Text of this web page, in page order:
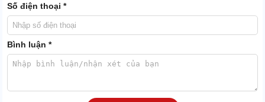
Karcher KM 130/300 R D hoạt động với motor diesel siêu bền
khỏe. Hiệu quả làm sạch đạt tới 13.000 m2 trong 1h, bỏ xa nhiều
đối thủ trên thị trường.
Số điện thoại *
Bình luận *